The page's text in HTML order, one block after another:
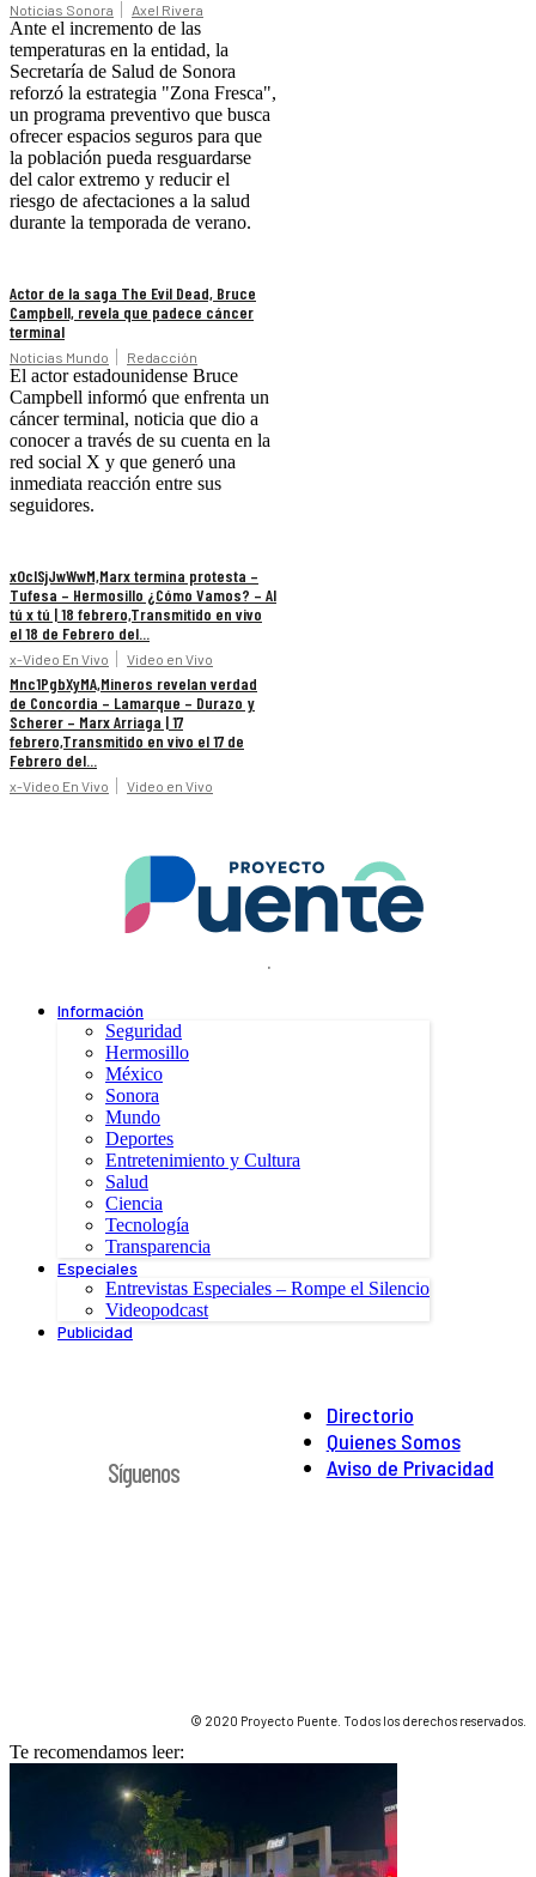
Noticias Sonora Axel Rivera
Ante el incremento de las
temperaturas en la entidad, la
Secretaría de Salud de Sonora
reforzó la estrategia "Zona Fresca",
un programa preventivo que busca
ofrecer espacios seguros para que
la población pueda resguardarse
del calor extremo y reducir el
riesgo de afectaciones a la salud
durante la temporada de verano.
Actor de la saga The Evil Dead, Bruce
Campbell, revela que padece cáncer
terminal
Noticias Mundo Redacción
El actor estadounidense Bruce
Campbell informó que enfrenta un
cáncer terminal, noticia que dio a
conocer a través de su cuenta en la
red social X y que generó una
inmediata reacción entre sus
seguidores.
xOclSjJwWwM,Marx termina protesta –
Tufesa – Hermosillo ¿Cómo Vamos? – Al
tú x tú | 18 febrero,Transmitido en vivo
el 18 de Febrero del...
x-Video En Vivo Video en Vivo
Mnc1PgbXyMA,Mineros revelan verdad
de Concordia – Lamarque – Durazo y
Scherer – Marx Arriaga | 17
febrero,Transmitido en vivo el 17 de
Febrero del...
x-Video En Vivo Video en Vivo
.
Información
Seguridad
Hermosillo
México
Sonora
Mundo
Deportes
Entretenimiento y Cultura
Salud
Ciencia
Tecnología
Transparencia
Especiales
Entrevistas Especiales – Rompe el Silencio
Videopodcast
Publicidad
Directorio
Quienes Somos
Aviso de Privacidad
Síguenos
© 2020 Proyecto Puente. Todos los derechos reservados.
Te recomendamos leer: